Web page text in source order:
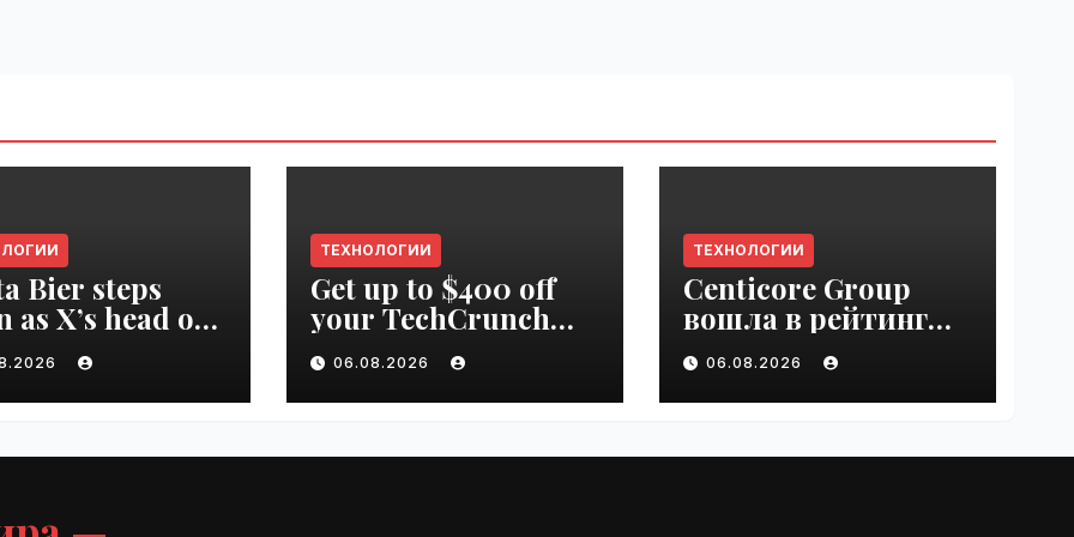
Bier steps
as X’s head of
| VseTime.ru
ТЕХНОЛОГИИ
Get up to $400 off
your TechCrunch
Disrupt 2026 pass
until Friday |
VseTime.ru
06.08.2026
ТЕХНОЛОГИИ
Centicore Group
вошла в рейтинг
«CNews500:
Крупнейшие ИТ-
компании России» |
06.08.2026